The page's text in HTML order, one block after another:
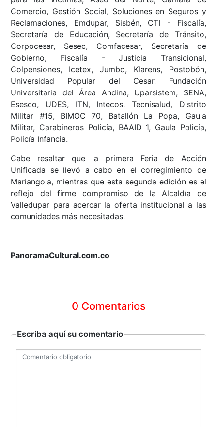
Comercio, Gestión Social, Soluciones en Seguros y
Reclamaciones, Emdupar, Sisbén, CTI - Fiscalía,
Secretaría de Educación, Secretaría de Tránsito,
Corpocesar, Sesec, Comfacesar, Secretaría de
Gobierno, Fiscalía - Justicia Transicional,
Colpensiones, Icetex, Jumbo, Klarens, Postobón,
Universidad Popular del Cesar, Fundación
Universitaria del Área Andina, Uparsistem, SENA,
Esesco, UDES, ITN, Intecos, Tecnisalud, Distrito
Militar #15, BIMOC 70, Batallón La Popa, Gaula
Militar, Carabineros Policía, BAAID 1, Gaula Policía,
Policía Infancia.
Cabe resaltar que la primera Feria de Acción
Unificada se llevó a cabo en el corregimiento de
Mariangola, mientras que esta segunda edición es el
reflejo del firme compromiso de la Alcaldía de
Valledupar para acercar la oferta institucional a las
comunidades más necesitadas.
PanoramaCultural.com.co
0 Comentarios
Escriba aquí su comentario